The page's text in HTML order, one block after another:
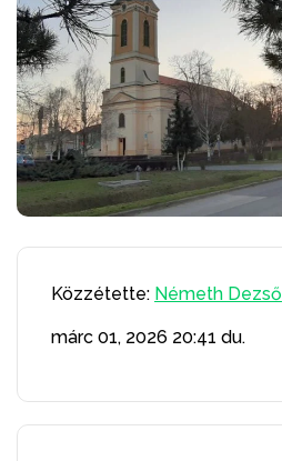
Közzétette: Németh Dezső
márc 01, 2026 20:41 du.